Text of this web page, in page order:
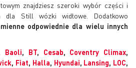
znajdziesz szeroki wybór części i
dla Still wózki widłowe. Dodatkowo
odpowiednie dla wielu innych
Baoli, BT, Cesab, Coventry Climax,
, Fiat, Halla, Hyundai, Lansing, LOC,